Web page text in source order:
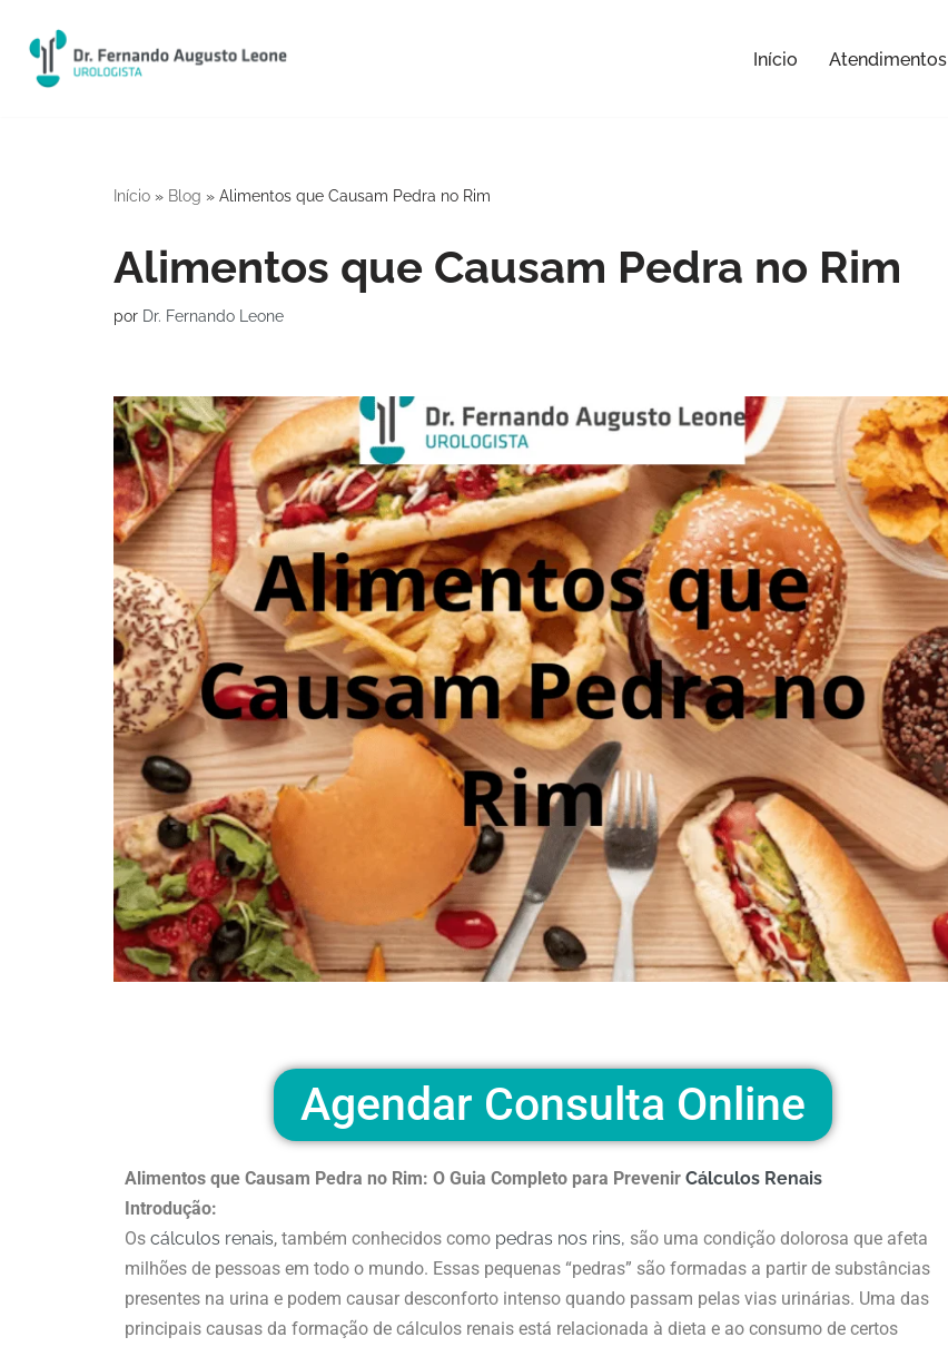
Pular
para
Início Atendimentos
Início » Blog » Alimentos que Causam Pedra no Rim
Alimentos que Causam Pedra no Rim
por Dr. Fernando Leone
Agendar Consulta Online
Alimentos que Causam Pedra no Rim: O Guia Completo para Prevenir Cálculos Renais
Introdução:
Os cálculos renais, também conhecidos como pedras nos rins, são uma condição dolorosa que afeta
milhões de pessoas em todo o mundo. Essas pequenas “pedras” são formadas a partir de substâncias
presentes na urina e podem causar desconforto intenso quando passam pelas vias urinárias. Uma das
principais causas da formação de cálculos renais está relacionada à dieta e ao consumo de certos